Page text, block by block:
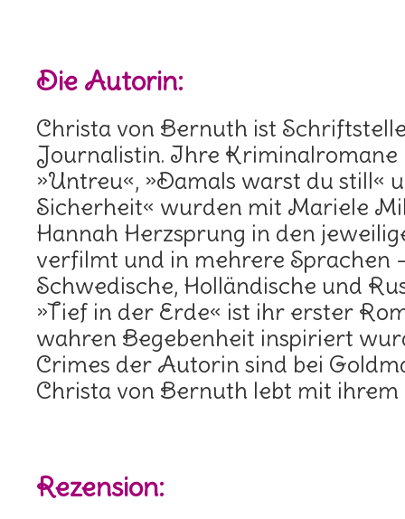
Die Autorin:
Christa von Bernuth ist
Journalistin. Ihre Kriminalromane
»Untreu«, »Damals warst du still«
Sicherheit« wurden mit Mariele
Hannah Herzsprung in den
verfilmt und in mehrere Sprachen
Schwedische, Holländische und
»Tief in der Erde« ist ihr erster
wahren Begebenheit inspiriert
Crimes der Autorin sind bei
Christa von Bernuth lebt mit
Rezension: